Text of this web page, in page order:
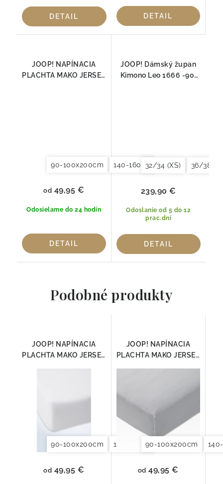
DETAIL DETAIL
JOOP! NAPÍNACIA
PLACHTA MAKO JERSEY
90-100x200cm 140-160x200cm
Odosielame do 24 hodín
od 49,95 €
DETAIL
JOOP! Dámský župan
Kimono Leo 1666 -90|
32/34 (XS) 36/38 (S)
Odoslanie od 5 do 12
prac.dní
239,90 €
DETAIL
Podobné produkty
JOOP! NAPÍNACIA
PLACHTA MAKO JERSEY
90-100x200cm 140-160x200cm
od 49,95 €
JOOP! NAPÍNACIA
PLACHTA MAKO JERSEY
90-100x200cm
od 49,95 €